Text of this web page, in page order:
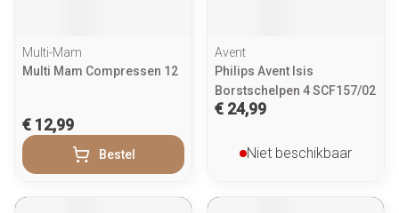
Multi-Mam
Multi Mam Compressen 12
€ 12,99
Bestel
Avent
Philips Avent Isis
Borstschelpen 4 SCF157/02
€ 24,99
Niet beschikbaar